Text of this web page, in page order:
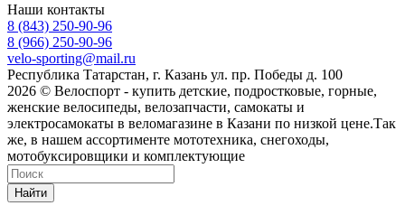
Наши контакты
8 (843) 250-90-96
8 (966) 250-90-96
velo-sporting@mail.ru
Республика Татарстан, г. Казань ул. пр. Победы д. 100
2026 © Велоспорт - купить детские, подростковые, горные,
женские велосипеды, велозапчасти, самокаты и
электросамокаты в веломагазине в Казани по низкой цене.Так
же, в нашем ассортименте мототехника, снегоходы,
мотобуксировщики и комплектующие
Найти